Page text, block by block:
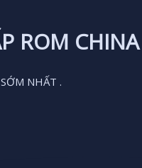
ROM
NHẤT .